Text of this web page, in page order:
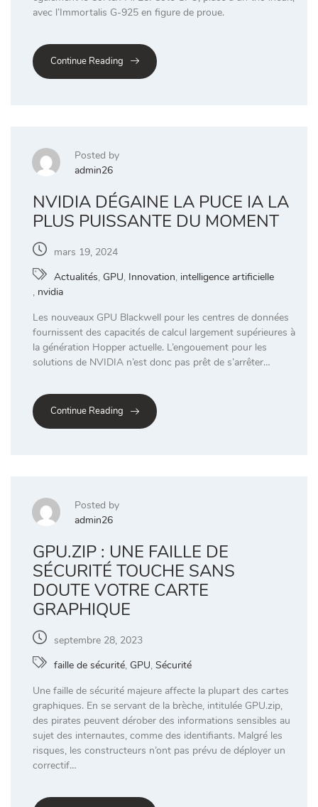
avec l’Immortalis G-925 en figure de proue.
Continue Reading
Posted by
admin26
NVIDIA DÉGAINE LA PUCE IA LA
PLUS PUISSANTE DU MOMENT
mars 19, 2024
Actualités, GPU, Innovation, intelligence artificielle
, nvidia
Les nouveaux GPU Blackwell pour les centres de données
fournissent des capacités de calcul largement supérieures à
la génération Hopper actuelle. L’engouement pour les
solutions de NVIDIA n’est donc pas prêt de s’arrêter…
Continue Reading
Posted by
admin26
GPU.ZIP : UNE FAILLE DE
SÉCURITÉ TOUCHE SANS
DOUTE VOTRE CARTE
GRAPHIQUE
septembre 28, 2023
faille de sécurité, GPU, Sécurité
Une faille de sécurité majeure affecte la plupart des cartes
graphiques. En se servant de la brèche, intitulée GPU.zip,
des pirates peuvent dérober des informations sensibles au
sujet des internautes, comme des identifiants. Malgré les
risques, les constructeurs n’ont pas prévu de déployer un
correctif…